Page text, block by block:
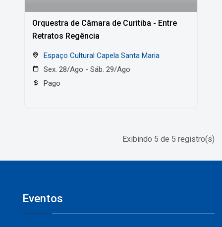
Orquestra de Câmara de Curitiba - Entre
Retratos Regência
Espaço Cultural Capela Santa Maria
Sex. 28/Ago - Sáb. 29/Ago
Pago
Exibindo 5 de 5 registro(s)
Eventos